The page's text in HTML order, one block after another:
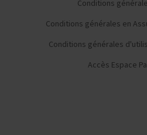
Conditions
Conditions générales en
Conditions générales
Accès Espace